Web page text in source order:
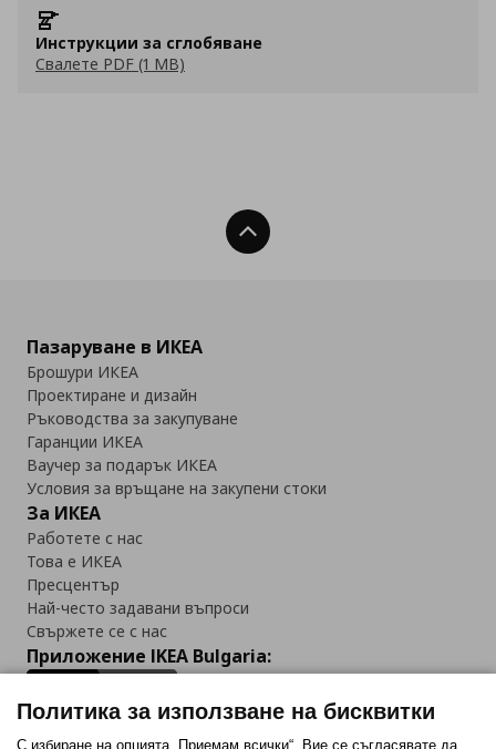
Инструкции за сглобяване
Свалете PDF (1 MB)
Нагоре
Пазаруване в ИКЕА
Брошури ИКЕА
Проектиране и дизайн
Ръководства за закупуване
Гаранции ИКЕА
Ваучер за подарък ИКЕА
Условия за връщане на закупени стоки
За ИКЕА
Работете с нас
Това е ИКЕА
Пресцентър
Най-често задавани въпроси
Свържете се с нас
Приложение IKEA Bulgaria:
Политика за използване на бисквитки
С избиране на опцията „Приемам всички“, Вие се съгласявате да